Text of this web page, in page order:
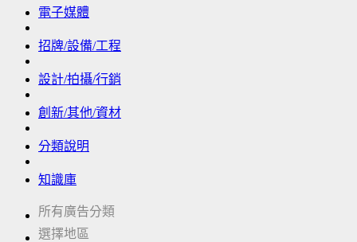
電子媒體
招牌/設備/工程
設計/拍攝/行銷
創新/其他/資材
分類說明
知識庫
所有廣告分類
選擇地區